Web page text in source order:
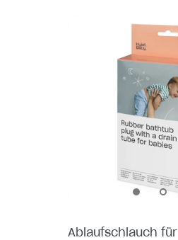
Ablaufschlauch für